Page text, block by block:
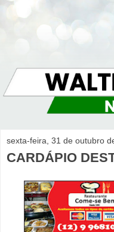
sexta-feira, 31 de outubro
CARDÁPIO